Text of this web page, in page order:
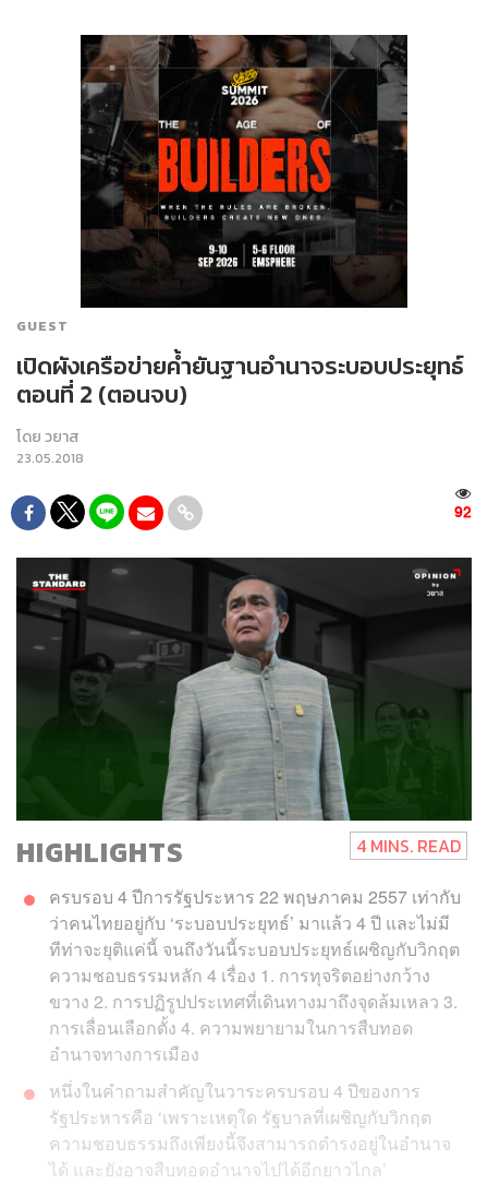
GUEST
เปิดผังเครือข่ายค้ำยันฐานอำนาจระบอบประยุทธ์
ตอนที่ 2 (ตอนจบ)
โดยวยาส
23.05.2018
92
HIGHLIGHTS 4 MINS. READ
ครบรอบ 4 ปีการรัฐประหาร 22 พฤษภาคม 2557 เท่ากับ
ว่าคนไทยอยู่กับ ‘ระบอบประยุทธ์’ มาแล้ว 4 ปี และไม่มี
ทีท่าจะยุติแค่นี้ จนถึงวันนี้ระบอบประยุทธ์เผชิญกับวิกฤต
ความชอบธรรมหลัก 4 เรื่อง 1. การทุจริตอย่างกว้าง
ขวาง 2. การปฏิรูปประเทศที่เดินทางมาถึงจุดล้มเหลว 3.
การเลื่อนเลือกตั้ง 4. ความพยายามในการสืบทอด
อำนาจทางการเมือง
หนึ่งในคำถามสำคัญในวาระครบรอบ 4 ปีของการ
รัฐประหารคือ ‘เพราะเหตุใด รัฐบาลที่เผชิญกับวิกฤต
ความชอบธรรมถึงเพียงนี้จึงสามารถดำรงอยู่ในอำนาจ
ได้ และยังอาจสืบทอดอำนาจไปได้อีกยาวไกล’